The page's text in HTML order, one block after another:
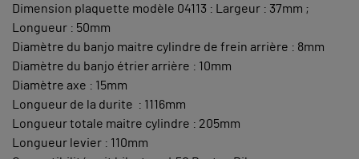
Dimension plaquette modèle 04113 : Largeur : 37mm ;
Longueur : 50mm
Diamètre du banjo maitre cylindre de frein arrière : 8mm
Diamètre du banjo étrier arrière : 10mm
Diamètre axe : 15mm
Longueur de la durite : 1116mm
Longueur totale maitre cylindre : 205mm
Longueur levier : 110mm